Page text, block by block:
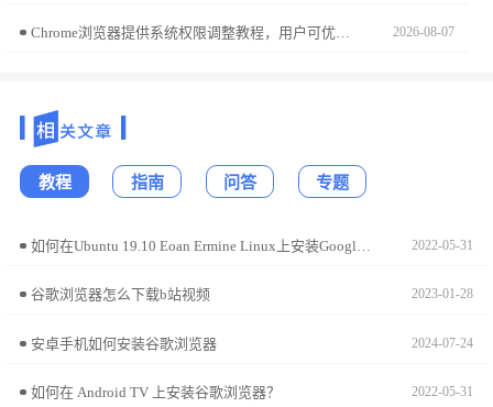
Chrome浏览器提供系统权限调整教程，用户可优化浏览器权限和资源分配，实现多任务操作的高效和稳定性。 2026-08-07
教程 指南 问答 专题
如何在Ubuntu 19.10 Eoan Ermine Linux上安装Google Chrome? 2022-05-31
谷歌浏览器怎么下载b站视频 2023-01-28
安卓手机如何安装谷歌浏览器 2024-07-24
如何在 Android TV 上安装谷歌浏览器？ 2022-05-31